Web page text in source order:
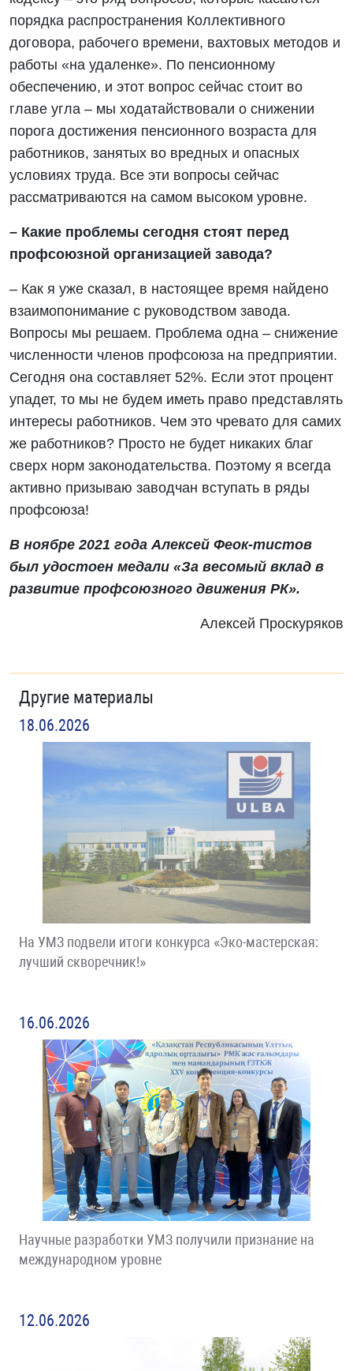
порядка распространения Коллективного
договора, рабочего времени, вахтовых методов и
работы «на удаленке». По пенсионному
обеспечению, и этот вопрос сейчас стоит во
главе угла – мы ходатайствовали о снижении
порога достижения пенсионного возраста для
работников, занятых во вредных и опасных
условиях труда. Все эти вопросы сейчас
рассматриваются на самом высоком уровне.
– Какие проблемы сегодня стоят перед
профсоюзной организацией завода?
– Как я уже сказал, в настоящее время найдено
взаимопонимание с руководством завода.
Вопросы мы решаем. Проблема одна – снижение
численности членов профсоюза на предприятии.
Сегодня она составляет 52%. Если этот процент
упадет, то мы не будем иметь право представлять
интересы работников. Чем это чревато для самих
же работников? Просто не будет никаких благ
сверх норм законодательства. Поэтому я всегда
активно призываю заводчан вступать в ряды
профсоюза!
В ноябре 2021 года Алексей Феок-тистов
был удостоен медали «За весомый вклад в
развитие профсоюзного движения РК».
Алексей Проскуряков
Другие материалы
18.06.2026
На УМЗ подвели итоги конкурса «Эко-мастерская:
лучший скворечник!»
16.06.2026
Научные разработки УМЗ получили признание на
международном уровне
12.06.2026